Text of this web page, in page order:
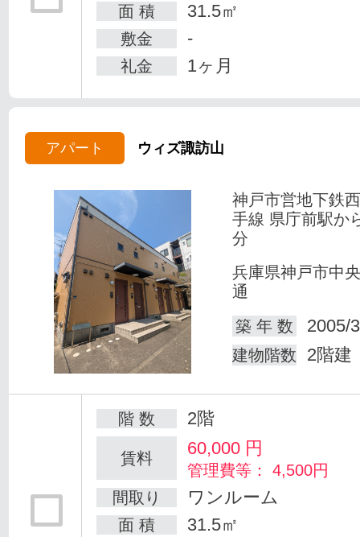
面 積 31.5㎡
敷金 -
礼金 1ヶ月
アパート ウィズ諏訪山
神戸市営地下鉄
手線 県庁前駅か
分
兵庫県神戸市中
通
築 年 数
2005/
建物階数 2階建
階 数 2階
賃料 60,000 円
管理費等： 4,500円
間取り
ワンルーム
面 積 31.5㎡